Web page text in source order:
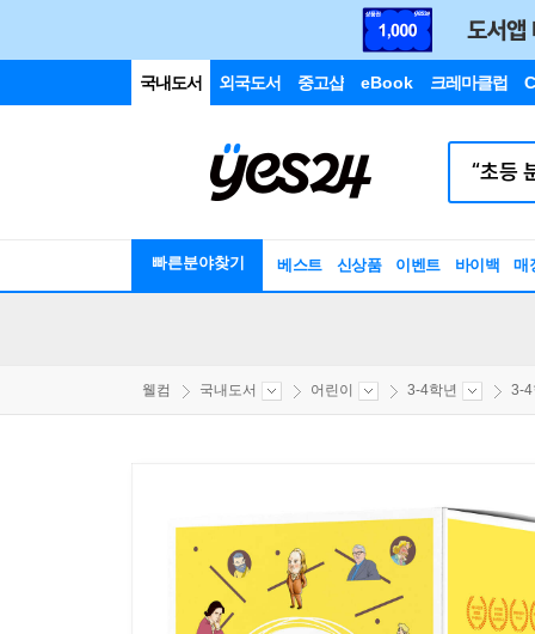
국내도서 외국도서 중고샵 eBook 크레마클럽
빠른분야찾기 베스트 신상품 이벤트 바이백 매
웰컴 국내도서 어린이 3-4학년 3-4